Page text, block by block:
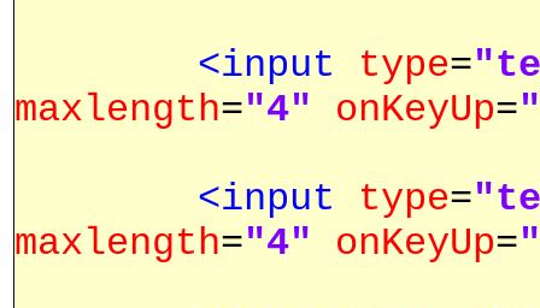
<input
type=
maxlength="4" onKeyUp=
<input
type=
maxlength="4" onKeyUp=